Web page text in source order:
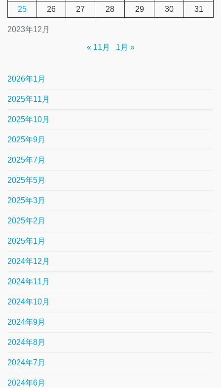
2023年12月
25
26 27 28 29 30 31
« 11月 1月 »
2026年1月
2025年11月
2025年10月
2025年9月
2025年7月
2025年5月
2025年3月
2025年2月
2025年1月
2024年12月
2024年11月
2024年10月
2024年9月
2024年8月
2024年7月
2024年6月